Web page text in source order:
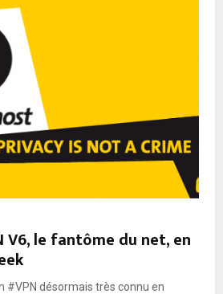
V6, le fantôme du net, en
#VPN désormais très connu en